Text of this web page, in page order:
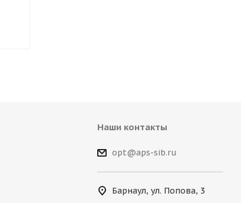
Наши контакты
opt@aps-sib.ru
Барнаул, ул. Попова, 3